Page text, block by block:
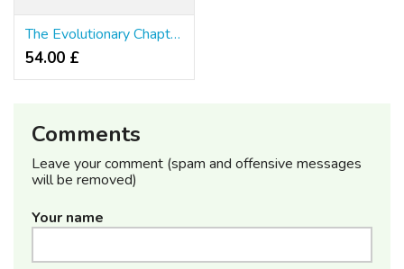
The Evolutionary Chapter of Digital Gambling Reality
54.00 £
Comments
Leave your comment (spam and offensive messages
will be removed)
Your name